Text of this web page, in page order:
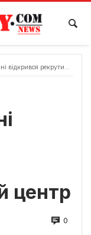
консультаційний центр
центр
0